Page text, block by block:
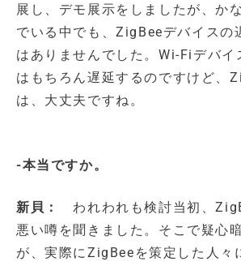
展し、デモ展示をしましたが、か
でいる中でも、ZigBeeデバイスの
はありませんでした。Wi-Fiデバイ
はもちろん遅延するのですけど、
は、大丈夫ですね。
-本当ですか。
新貝： われわれも検討当初、
悪い噂を聞きました。そこで疑心
が、実際にZigBeeを策定した人々